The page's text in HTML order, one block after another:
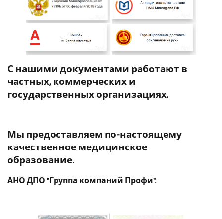
С нашими документами работают в
частных, коммерческих и
государственных организациях.
Мы предоставляем по-настоящему
качественное медицинское
образование.
АНО ДПО "Группа компаний Профи".